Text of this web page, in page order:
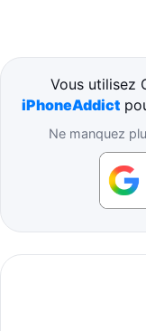
Vous utilisez
iPhoneAddict
Ne manquez